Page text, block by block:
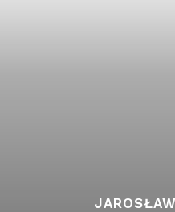
JAROSŁAW